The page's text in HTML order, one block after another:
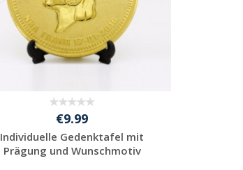
€9.99
Individuelle Gedenktafel mit
Prägung und Wunschmotiv